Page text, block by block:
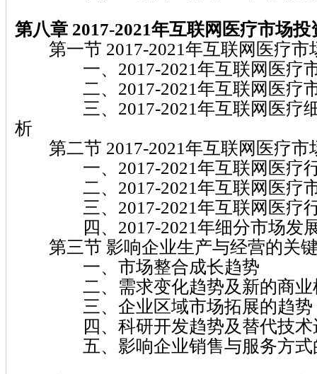
第八章 2017-2021年互联网医疗市场
第一节 2017-2021年互联网医疗市
一、2017-2021年互联网医疗市
二、2017-2021年互联网医疗市
三、2017-2021年互联网医疗细
析
第二节 2017-2021年互联网医疗市
一、2017-2021年互联网医疗行
二、2017-2021年互联网医疗市
三、2017-2021年互联网医疗行
四、2017-2021年细分市场发展
第三节 影响企业生产与经营的关
一、市场整合成长趋势
二、需求变化趋势及新的商业
三、企业区域市场拓展的趋势
四、科研开发趋势及替代技术
五、影响企业销售与服务方式